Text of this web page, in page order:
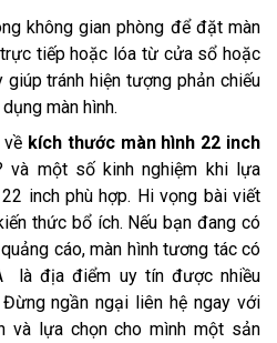
không gian phòng để đặt màn
trực tiếp hoặc lóa từ cửa sổ hoặc
giúp tránh hiện tượng phản chiếu
màn hình.
về kích thước màn hình 22 inch
và một số kinh nghiệm khi lựa
inch phù hợp. Hi vọng bài viết
thức bổ ích. Nếu bạn đang có
cáo, màn hình tương tác có
là địa điểm uy tín được nhiều
ngần ngại liên hệ ngay với
và lựa chọn cho mình một sản